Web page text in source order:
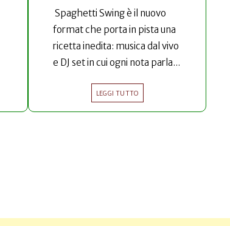
Spaghetti Swing è il nuovo
format che porta in pista una
ricetta inedita: musica dal vivo
e DJ set in cui ogni nota parla...
LEGGI TUTTO